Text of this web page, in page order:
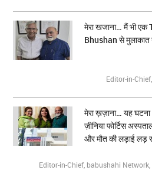
मेरा खजाना… मैं भी
Bhushan से मुलाकात
Editor-in-
मेरा ख़ज़ाना… यह
ज़ीनिया फोर्टिस
और मौत की लड़ाई लड़
Editor-in-Chief, babushahi